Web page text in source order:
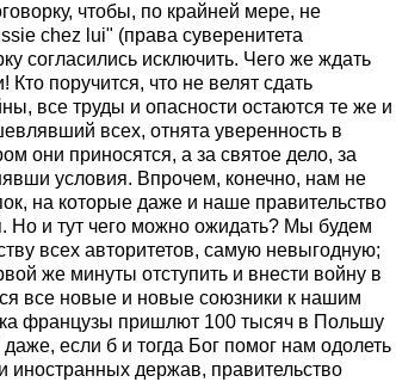
чтобы, по крайней мере, не
chez lui" (права суверенитета
согласились исключить. Чего же ждать
поручится, что не велят сдать
все труды и опасности остаются те же и
всех, отнята уверенность в
они приносятся, а за святое дело, за
условия. Впрочем, конечно, нам не
на которые даже и наше правительство
Но и тут чего можно ожидать? Мы будем
всех авторитетов, самую невыгодную;
же минуты отступить и внести войну в
все новые и новые союзники к нашим
французы пришлют 100 тысяч в Польшу
если б и тогда Бог помог нам одолеть
держав, правительство